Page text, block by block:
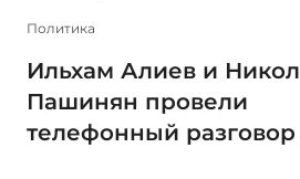
Политика
Ильхам Алиев и Никол
Пашинян провели
телефонный разговор